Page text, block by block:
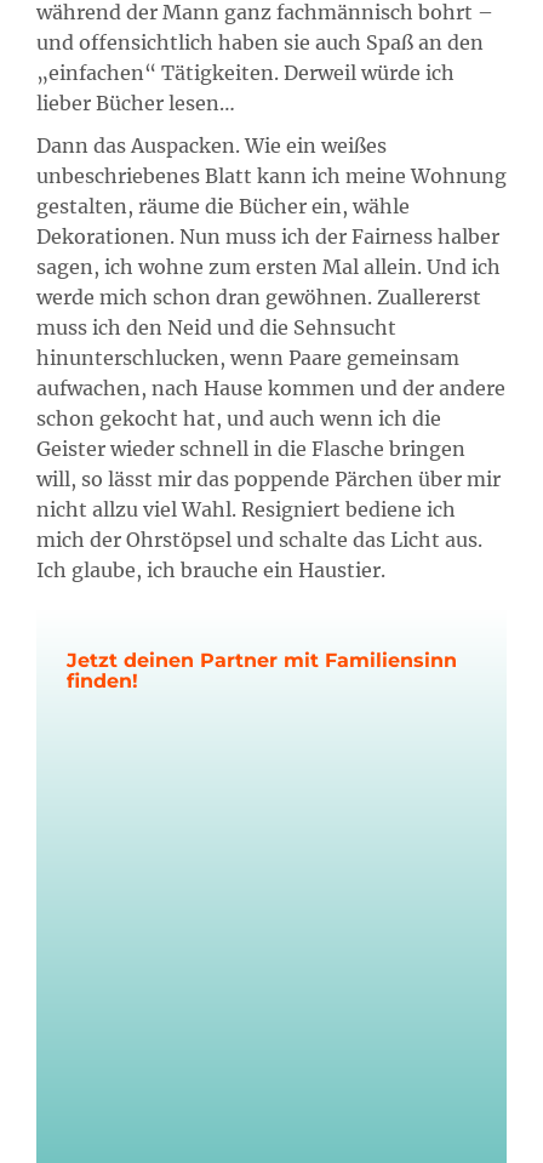
während der Mann ganz fachmännisch bohrt –
und offensichtlich haben sie auch Spaß an den
„einfachen“ Tätigkeiten. Derweil würde ich
lieber Bücher lesen…
Dann das Auspacken. Wie ein weißes
unbeschriebenes Blatt kann ich meine Wohnung
gestalten, räume die Bücher ein, wähle
Dekorationen. Nun muss ich der Fairness halber
sagen, ich wohne zum ersten Mal allein. Und ich
werde mich schon dran gewöhnen. Zuallererst
muss ich den Neid und die Sehnsucht
hinunterschlucken, wenn Paare gemeinsam
aufwachen, nach Hause kommen und der andere
schon gekocht hat, und auch wenn ich die
Geister wieder schnell in die Flasche bringen
will, so lässt mir das poppende Pärchen über mir
nicht allzu viel Wahl. Resigniert bediene ich
mich der Ohrstöpsel und schalte das Licht aus.
Ich glaube, ich brauche ein Haustier.
Jetzt deinen Partner mit Familiensinn
finden!